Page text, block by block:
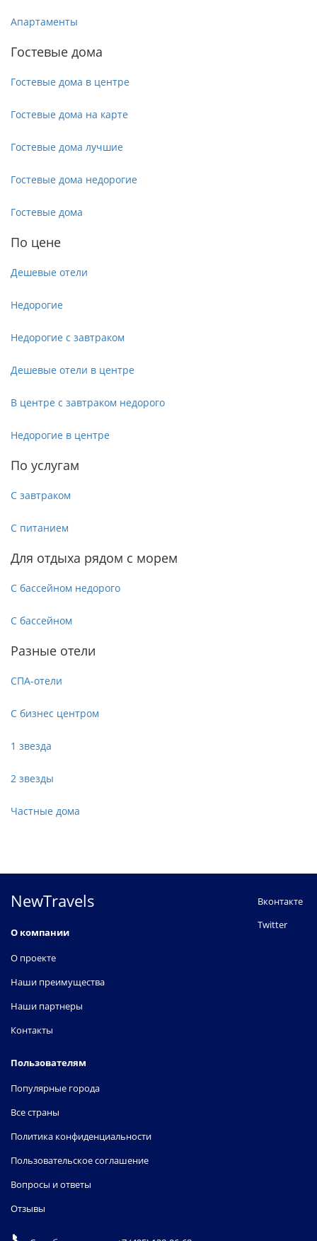
Апартаменты
Гостевые дома
Гостевые дома в центре
Гостевые дома на карте
Гостевые дома лучшие
Гостевые дома недорогие
Гостевые дома
По цене
Дешевые отели
Недорогие
Недорогие с завтраком
Дешевые отели в центре
В центре с завтраком недорого
Недорогие в центре
По услугам
С завтраком
С питанием
Для отдыха рядом с морем
С бассейном недорого
С бассейном
Разные отели
СПА-отели
С бизнес центром
1 звезда
2 звезды
Частные дома
NewTravels
О компании
О проекте
Наши преимущества
Наши партнеры
Контакты
Пользователям
Популярные города
Все страны
Политика конфиденциальности
Пользовательское соглашение
Вопросы и ответы
Отзывы
Вконтакте
Twitter